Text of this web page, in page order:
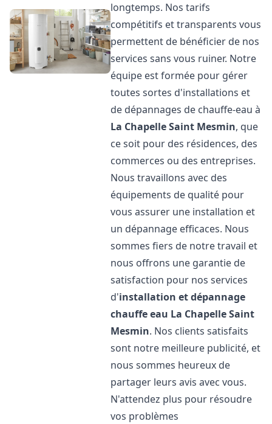
longtemps. Nos tarifs
compétitifs et transparents vous
permettent de bénéficier de nos
services sans vous ruiner. Notre
équipe est formée pour gérer
toutes sortes d'installations et
de dépannages de chauffe-eau à
La Chapelle Saint Mesmin, que
ce soit pour des résidences, des
commerces ou des entreprises.
Nous travaillons avec des
équipements de qualité pour
vous assurer une installation et
un dépannage efficaces. Nous
sommes fiers de notre travail et
nous offrons une garantie de
satisfaction pour nos services
d'installation et dépannage
chauffe eau La Chapelle Saint
Mesmin. Nos clients satisfaits
sont notre meilleure publicité, et
nous sommes heureux de
partager leurs avis avec vous.
N'attendez plus pour résoudre
vos problèmes